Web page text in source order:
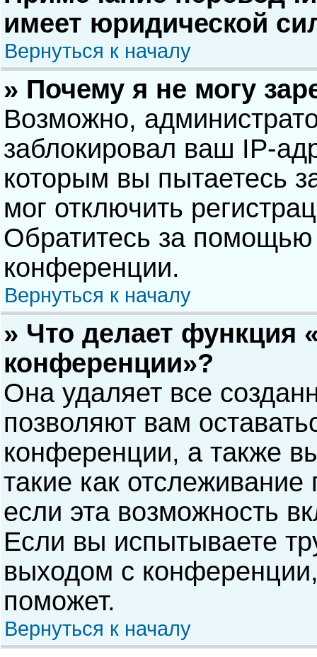
имеет юридической
Вернуться к началу
» Почему я не могу
Возможно,
заблокировал ваш IP-
которым вы пытаетесь
мог отключить
Обратитесь за помощью
конференции.
Вернуться к началу
» Что делает функция
конференции»?
Она удаляет все
позволяют вам
конференции, а также
такие как
если эта возможность
Если вы испытываете
выходом с
поможет.
Вернуться к началу